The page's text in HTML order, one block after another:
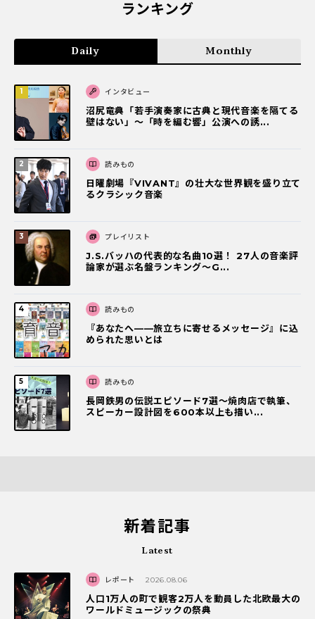
ランキング
Daily Monthly
インタビュー
沼尻竜典「若手演奏家に古典と現代音楽を隔てる
壁はない」～「時を編む響」公演への誘...
読みもの
日曜劇場『VIVANT』の壮大な世界観を盛り立て
るクラシック音楽
プレイリスト
J.S.バッハの代表的な名曲10選！ 27人の音楽評
論家が選ぶ名盤ランキング〜G...
読みもの
『あなたへ――旅立ちに寄せるメッセージ』に込
められた思いとは
読みもの
長岡鉄男の伝説エピソード7選〜焼肉店で執筆、
スピーカー設計図を600本以上も描い...
新着記事
Latest
レポート 2026.08.06
人口1万人の町で観客2万人を動員した北欧最大の
ワールドミュージックの祭典